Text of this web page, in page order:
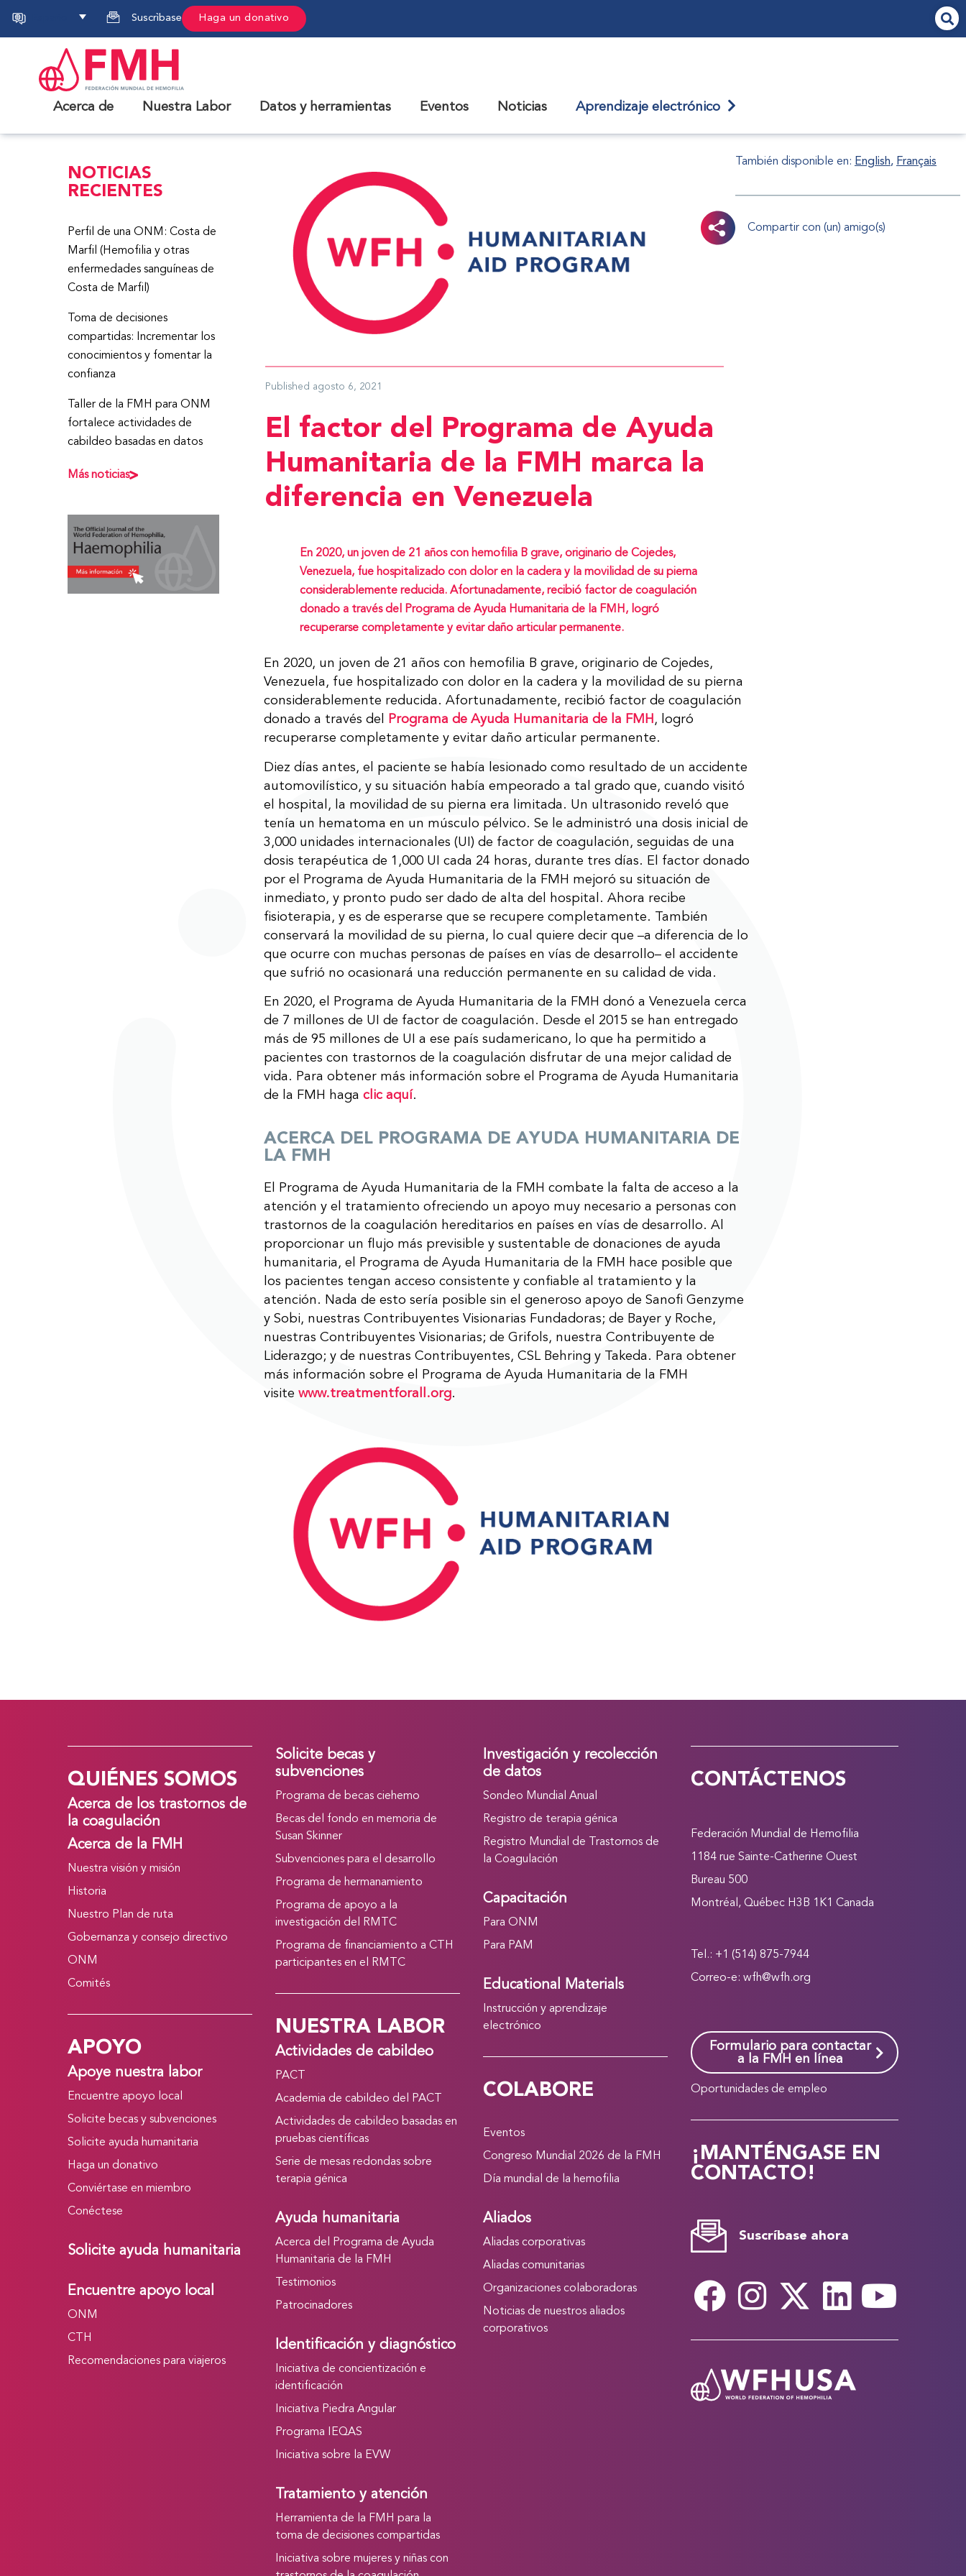
Suscrìbase Haga un donativo
Acerca de Nuestra Labor Datos y herramientas Eventos Noticias Aprendizaje electrónico
NOTICIAS
RECIENTES
Perfil de una ONM: Costa de
Marfil (Hemofilia y otras
enfermedades sanguíneas de
Costa de Marfil)
Toma de decisiones
compartidas: Incrementar los
conocimientos y fomentar la
confianza
Taller de la FMH para ONM
fortalece actividades de
cabildeo basadas en datos
Más noticias
Published agosto 6, 2021
El factor del Programa de Ayuda
Humanitaria de la FMH marca la
diferencia en Venezuela
En 2020, un joven de 21 años con hemofilia B grave, originario de Cojedes,
Venezuela, fue hospitalizado con dolor en la cadera y la movilidad de su pierna
considerablemente reducida. Afortunadamente, recibió factor de coagulación
donado a través del Programa de Ayuda Humanitaria de la FMH, logró
recuperarse completamente y evitar daño articular permanente.
También disponible en: English Français
Compartir con (un) amigo(s)
En 2020, un joven de 21 años con hemofilia B grave, originario de Cojedes,
Venezuela, fue hospitalizado con dolor en la cadera y la movilidad de su pierna
considerablemente reducida. Afortunadamente, recibió factor de coagulación
donado a través del
Programa de Ayuda Humanitaria de la FMH , logró
recuperarse completamente y evitar daño articular permanente.
Diez días antes, el paciente se había lesionado como resultado de un accidente
automovilístico, y su situación había empeorado a tal grado que, cuando visitó
el hospital, la movilidad de su pierna era limitada. Un ultrasonido reveló que
tenía un hematoma en un músculo pélvico. Se le administró una dosis inicial de
3,000 unidades internacionales (UI) de factor de coagulación, seguidas de una
dosis terapéutica de 1,000 UI cada 24 horas, durante tres días. El factor donado
por el Programa de Ayuda Humanitaria de la FMH mejoró su situación de
inmediato, y pronto pudo ser dado de alta del hospital. Ahora recibe
fisioterapia, y es de esperarse que se recupere completamente. También
conservará la movilidad de su pierna, lo cual quiere decir que –a diferencia de lo
que ocurre con muchas personas de países en vías de desarrollo– el accidente
que sufrió no ocasionará una reducción permanente en su calidad de vida.
En 2020, el Programa de Ayuda Humanitaria de la FMH donó a Venezuela cerca
de 7 millones de UI de factor de coagulación. Desde el 2015 se han entregado
más de 95 millones de UI a ese país sudamericano, lo que ha permitido a
pacientes con trastornos de la coagulación disfrutar de una mejor calidad de
vida. Para obtener más información sobre el Programa de Ayuda Humanitaria
de la FMH haga clic aquí.
ACERCA DEL PROGRAMA DE AYUDA HUMANITARIA DE
LA FMH
El Programa de Ayuda Humanitaria de la FMH combate la falta de acceso a la
atención y el tratamiento ofreciendo un apoyo muy necesario a personas con
trastornos de la coagulación hereditarios en países en vías de desarrollo. Al
proporcionar un flujo más previsible y sustentable de donaciones de ayuda
humanitaria, el Programa de Ayuda Humanitaria de la FMH hace posible que
los pacientes tengan acceso consistente y confiable al tratamiento y la
atención. Nada de esto sería posible sin el generoso apoyo de Sanofi Genzyme
y Sobi, nuestras Contribuyentes Visionarias Fundadoras; de Bayer y Roche,
nuestras Contribuyentes Visionarias; de Grifols, nuestra Contribuyente de
Liderazgo; y de nuestras Contribuyentes, CSL Behring y Takeda. Para obtener
más información sobre el Programa de Ayuda Humanitaria de la FMH
visite www.treatmentforall.org.
QUIÉNES SOMOS
Acerca de los trastornos de
la coagulación
Acerca de la FMH
Nuestra visión y misión
Historia
Nuestro Plan de ruta
Gobernanza y consejo directivo
ONM
Comités
APOYO
Apoye nuestra labor
Encuentre apoyo local
Solicite becas y subvenciones
Solicite ayuda humanitaria
Haga un donativo
Conviértase en miembro
Conéctese
Solicite ayuda humanitaria
Encuentre apoyo local
ONM
CTH
Recomendaciones para viajeros
Solicite becas y
subvenciones
Programa de becas ciehemo
Becas del fondo en memoria de
Susan Skinner
Subvenciones para el desarrollo
Programa de hermanamiento
Programa de apoyo a la
investigación del RMTC
Programa de financiamiento a CTH
participantes en el RMTC
NUESTRA LABOR
Actividades de cabildeo
PACT
Academia de cabildeo del PACT
Actividades de cabildeo basadas en
pruebas científicas
Serie de mesas redondas sobre
terapia génica
Ayuda humanitaria
Acerca del Programa de Ayuda
Humanitaria de la FMH
Testimonios
Patrocinadores
Identificación y diagnóstico
Iniciativa de concientización e
identificación
Iniciativa Piedra Angular
Programa IEQAS
Iniciativa sobre la EVW
Tratamiento y atención
Herramienta de la FMH para la
toma de decisiones compartidas
Iniciativa sobre mujeres y niñas con
Investigación y recolección
de datos
Sondeo Mundial Anual
Registro de terapia génica
Registro Mundial de Trastornos de
la Coagulación
Capacitación
Para ONM
Para PAM
Educational Materials
Instrucción y aprendizaje
electrónico
COLABORE
Eventos
Congreso Mundial 2026 de la FMH
Día mundial de la hemofilia
Aliados
Aliadas corporativas
Aliadas comunitarias
Organizaciones colaboradoras
Noticias de nuestros aliados
corporativos
CONTÁCTENOS
Federación Mundial de Hemofilia
1184 rue Sainte-Catherine Ouest
Bureau 500
Montréal, Québec H3B 1K1 Canada
Tel.: +1 (514) 875-7944
Correo-e: wfh@wfh.org
Formulario para contactar
a la FMH en línea
Oportunidades de empleo
¡MANTÉNGASE EN
CONTACTO!
Suscríbase ahora